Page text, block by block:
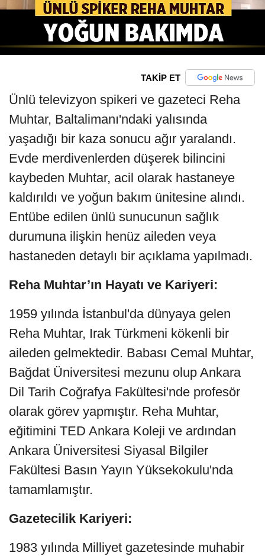
TAKİP ET
Ünlü televizyon spikeri ve gazeteci Reha
Muhtar, Baltalimanı'ndaki yalısında
yaşadığı bir kaza sonucu ağır yaralandı.
Evde merdivenlerden düşerek bilincini
kaybeden Muhtar, acil olarak hastaneye
kaldırıldı ve yoğun bakım ünitesine alındı.
Entübe edilen ünlü sunucunun sağlık
durumuna ilişkin henüz aileden veya
hastaneden detaylı bir açıklama yapılmadı.
Reha Muhtar’ın Hayatı ve Kariyeri:
1959 yılında İstanbul'da dünyaya gelen
Reha Muhtar, Irak Türkmeni kökenli bir
aileden gelmektedir. Babası Cemal Muhtar,
Bağdat Üniversitesi mezunu olup Ankara
Dil Tarih Coğrafya Fakültesi'nde profesör
olarak görev yapmıştır. Reha Muhtar,
eğitimini TED Ankara Koleji ve ardından
Ankara Üniversitesi Siyasal Bilgiler
Fakültesi Basın Yayın Yüksekokulu'nda
tamamlamıştır.
Gazetecilik Kariyeri:
1983 yılında Milliyet gazetesinde muhabir